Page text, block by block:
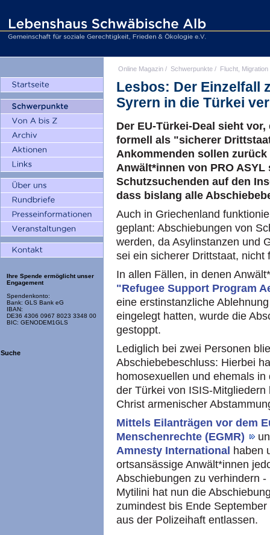
Ihre Spende ermöglicht unser
Engagement
Spendenkonto:
Bank: GLS Bank eG
IBAN:
DE36 4306 0967 8023 3348 00
BIC: GENODEM1GLS
Suche
Online Magazin / Schwerpunkte / Flucht, Migration
Lesbos: Der Einzelfall
Syrern in die Türkei
Der EU-Türkei-Deal sieht
formell als "sicherer
Ankommenden sollen
Anwält*innen von PRO
Schutzsuchenden auf den
dass bislang alle
Auch in Griechenland
geplant: Abschiebungen von
werden, da Asylinstanzen und
sei ein sicherer Drittstaat, nicht
In allen Fällen, in denen
"Refugee Support Program
eine erstinstanzliche
eingelegt hatten, wurde die
gestoppt.
Lediglich bei zwei Personen
Abschiebebeschluss: Hierbei
homosexuellen und ehemals
der Türkei von ISIS-
Christ armenischer
Mittels Eilanträgen vor dem
Menschenrechte (EGMR)
Amnesty International haben
ortsansässige Anwält*innen
Abschiebungen zu verhindern
Mytilini hat nun die
zumindest bis Ende
aus der Polizeihaft entlassen.